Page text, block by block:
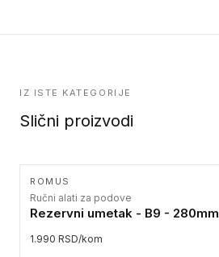
IZ ISTE KATEGORIJE
Slični proizvodi
ROMUS
Ručni alati za podove
Rezervni umetak - B9 - 280mm
1.990 RSD/kom